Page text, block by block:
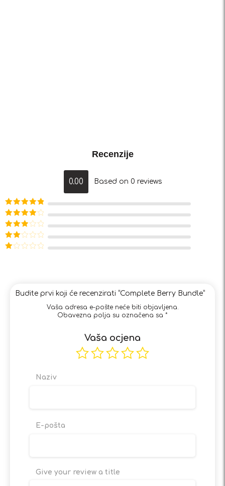
Recenzije
0.00 Based on 0 reviews
Ocjenjeno5
od 5
Ocjenjeno
od 5
Ocjenjeno
3
od 5
Ocjenjeno
Budite prvi koji će recenzirati “Complete Berry Bundle”
Vaša adresa e-pošte neće biti objavljena.
Obavezna polja su označena sa *
Give your review a title
Vaša ocjena
Naziv
E-pošta